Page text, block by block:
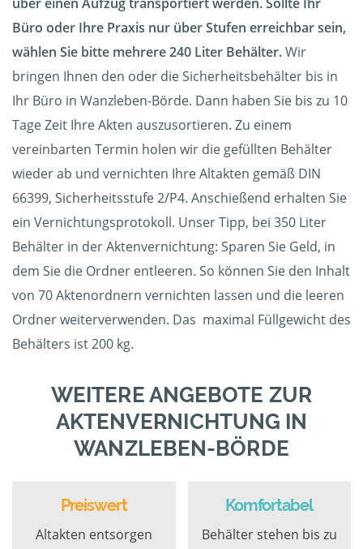
Büro oder Ihre Praxis nur über Stufen erreichbar sein,
wählen Sie bitte mehrere 240 Liter Behälter.Wir
bringen Ihnen den oder die Sicherheitsbehälter bis in
Ihr Büro in Wanzleben-Börde. Dann haben Sie bis zu 10
Tage Zeit Ihre Akten auszusortieren. Zu einem
vereinbarten Termin holen wir die gefüllten Behälter
wieder ab und vernichten Ihre Altakten gemäß DIN
66399, Sicherheitsstufe 2/P4. Anschießend erhalten Sie
ein Vernichtungsprotokoll. Unser Tipp, bei 350 Liter
Behälter in der Aktenvernichtung: Sparen Sie Geld, in
dem Sie die Ordner entleeren. So können Sie den Inhalt
von 70 Aktenordnern vernichten lassen und die leeren
Ordner weiterverwenden. Das maximal Füllgewicht des
Behälters ist 200 kg.
WEITERE ANGEBOTE ZUR
AKTENVERNICHTUNG IN
WANZLEBEN-BÖRDE
Preiswert
Altakten entsorgen
Komfortabel
Behälter stehen bis zu